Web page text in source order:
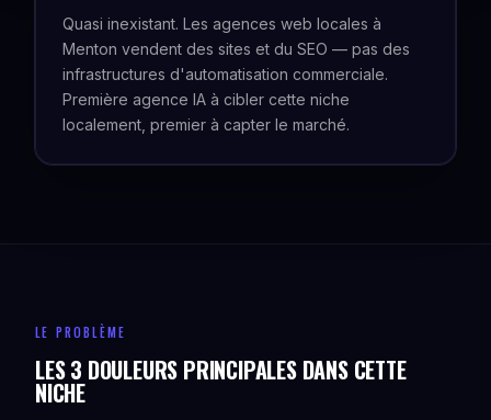
Quasi inexistant. Les agences web locales à
Menton vendent des sites et du SEO — pas des
infrastructures d'automatisation commerciale.
Première agence IA à cibler cette niche
localement, premier à capter le marché.
LE PROBLÈME
LES 3 DOULEURS PRINCIPALES DANS CETTE
NICHE